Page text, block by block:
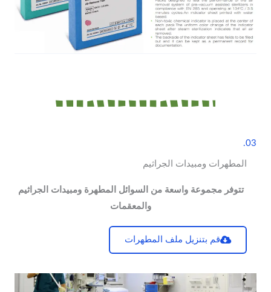
03.
المطهرات ومبيدات الجراثيم
تتوفر مجموعة واسعة من السوائل المطهرة ومبيدات الجراثيم
والمعقمات
قم بتنزيل ملف المطهرات